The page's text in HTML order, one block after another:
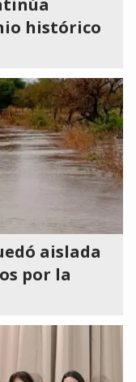
histórico
aislada
por la